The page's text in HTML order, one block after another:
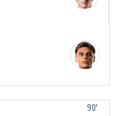
90'